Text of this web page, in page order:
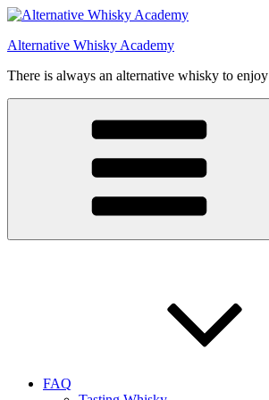
Videre
indhold
Alternative Whisky Academy
There is always an alternative whisky to enjoy
FAQ